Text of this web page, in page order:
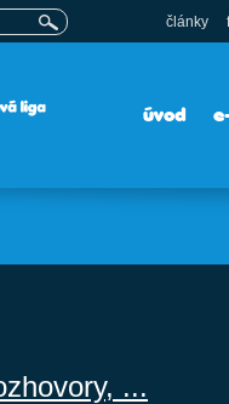
články
úvod
...